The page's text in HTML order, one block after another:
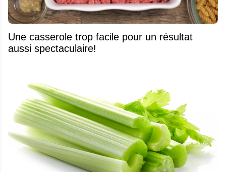
Une casserole trop facile pour un résultat
aussi spectaculaire!